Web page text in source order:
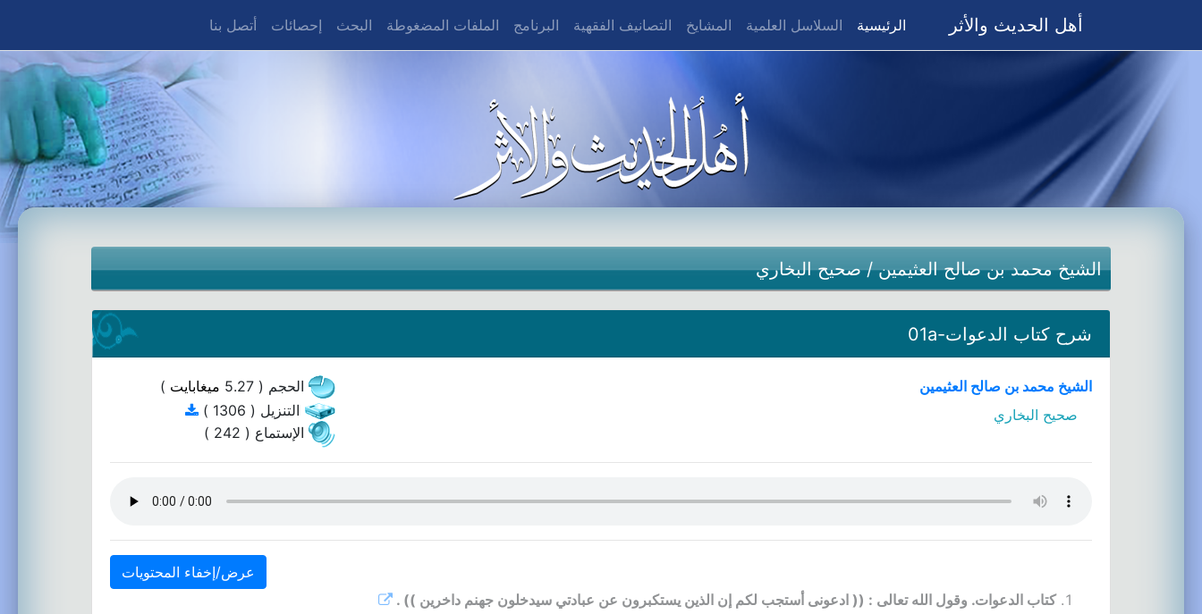
أهل الحديث والأثر الرئيسية السلاسل العلمية المشايخ التصانيف الفقهية البرنامج الملفات المضغوطة البحث إحصائات أتصل بنا
الشيخ محمد بن صالح العثيمين/صحيح البخاري
شرح كتاب الدعوات-01a
الشيخ محمد بن صالح العثيمين
صحيح البخاري
الحجم ( 5.27 ميغابايت )
التنزيل ( 1306 )
الإستماع ( 242 )
عرض/إخفاء المحتويات
كتاب الدعوات. وقول الله تعالى : (( ادعونى أستجب لكم إن الذين يستكبرون عن عبادتي سيدخلون جهنم داخرين )) .